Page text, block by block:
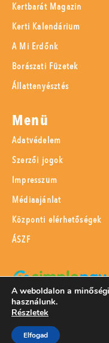
Kertbarát Magazin
Kerti Kalendárium
A Mi Erdőnk
Borászati Füzetek
Állattenyésztés
Menü
Adatvédelem
Szerzői jogok
Impresszum
Médiaajánlat
Központi elérhetőségek
ÁSZF
SimplePay
A weboldalon a
használunk.
Részletek
Elfogad